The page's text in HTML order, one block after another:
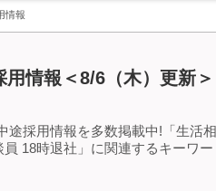
情報
情報＜8/6（木）更新＞
採用情報を多数掲載中!「生活
18時退社」に関連するキーワ